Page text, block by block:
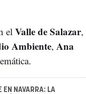
el Valle de Salazar,
Ambiente, Ana
EN NAVARRA: LA